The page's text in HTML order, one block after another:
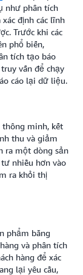
như phân tích
định các lĩnh
Trước khi các
phổ biến,
tích tạo báo
vấn để chạy
cáo lại dữ liệu.
thông minh, kết
thu và giảm
ra một dòng sản
nhiều hơn vào
ra khỏi thị
phẩm bằng
và phân tích
hàng để xác
lại yêu cầu,